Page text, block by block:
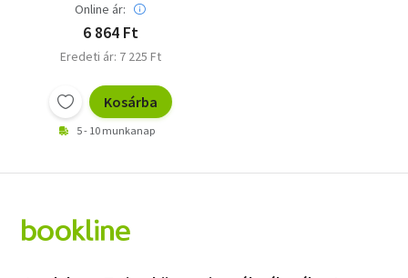
Kalender
Egyéb idegen nyelvű
Ajándékutalványok
Adomány
Online ár:
6 864 Ft
Eredeti ár: 7 225 Ft
Kosárba
5 - 10 munkanap